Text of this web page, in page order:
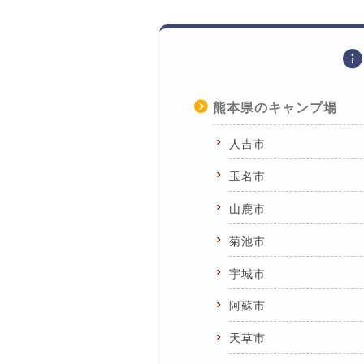
熊本県のキャンプ場
人吉市
玉名市
山鹿市
菊池市
宇城市
阿蘇市
天草市